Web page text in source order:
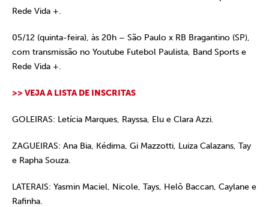
Rede Vida +.
05/12 (quinta-feira), às 20h – São Paulo x RB Bragantino (SP),
com transmissão no Youtube Futebol Paulista, Band Sports e
Rede Vida +.
>> VEJA A LISTA DE INSCRITAS
GOLEIRAS: Letícia Marques, Rayssa, Elu e Clara Azzi.
ZAGUEIRAS: Ana Bia, Kédima, Gi Mazzotti, Luiza Calazans, Tay
e Rapha Souza.
LATERAIS: Yasmin Maciel, Nicole, Tays, Helô Baccan, Caylane e
Rafinha.